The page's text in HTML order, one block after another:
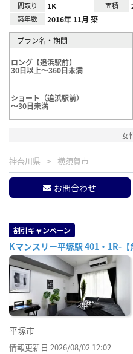
間取り 1K 面積
築年数 2016年 11月 築
プラン名・期間
ロング【追浜駅前】
30日以上～360日未満
ショート（追浜駅前）
～30日未満
女
神奈川県 横須賀市
お問合わせ
割引キャンペーン
Kマンスリー平塚駅 401・1R-
平塚市
情報更新日 2026/08/02 12:02